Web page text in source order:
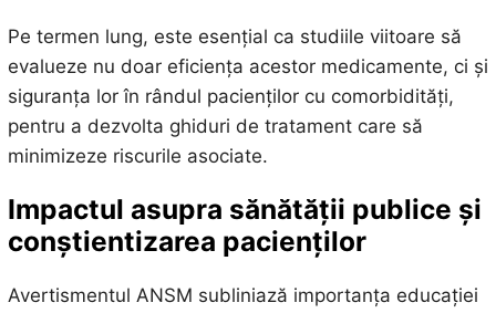
Pe termen lung, este esențial ca studiile viitoare să
evalueze nu doar eficiența acestor medicamente, ci și
siguranța lor în rândul pacienților cu comorbidități,
pentru a dezvolta ghiduri de tratament care să
minimizeze riscurile asociate.
Impactul asupra sănătății publice și
conștientizarea pacienților
Avertismentul ANSM subliniază importanța educației